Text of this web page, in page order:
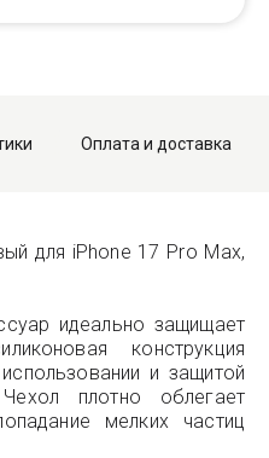
Оплата и доставка
для iPhone 17 Pro Max,
идеально защищает
конструкция
и защитой
плотно облегает
мелких частиц